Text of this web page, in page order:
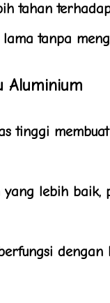
tahan
tanpa
Aluminium
tinggi
yang lebih baik,